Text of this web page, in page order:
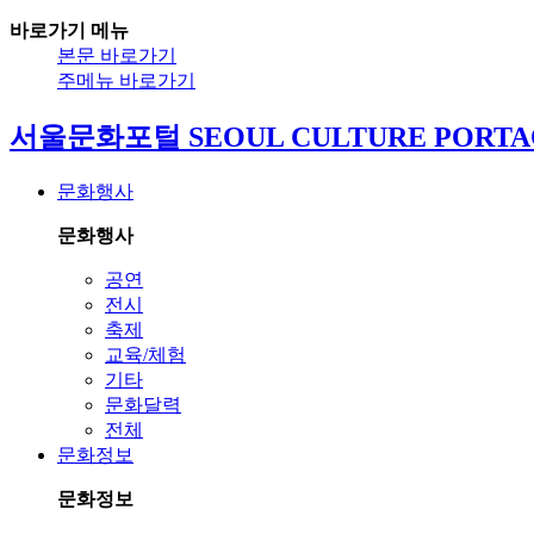
바로가기 메뉴
본문 바로가기
주메뉴 바로가기
서울문화포털 SEOUL CULTURE
문화행사
문화행사
공연
전시
축제
교육/체험
기타
문화달력
전체
문화정보
문화정보